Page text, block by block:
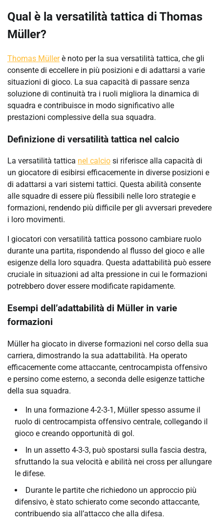
Qual è la versatilità tattica di Thomas
Müller?
Thomas Müllerè noto per la sua versatilità tattica, che gli
consente di eccellere in più posizioni e di adattarsi a varie
situazioni di gioco. La sua capacità di passare senza
soluzione di continuità tra i ruoli migliora la dinamica di
squadra e contribuisce in modo significativo alle
prestazioni complessive della sua squadra.
Definizione di versatilità tattica nel calcio
La versatilità tattica nel calcio si riferisce alla capacità di
un giocatore di esibirsi efficacemente in diverse posizioni e
di adattarsi a vari sistemi tattici. Questa abilità consente
alle squadre di essere più flessibili nelle loro strategie e
formazioni, rendendo più difficile per gli avversari prevedere
i loro movimenti.
I giocatori con versatilità tattica possono cambiare ruolo
durante una partita, rispondendo al flusso del gioco e alle
esigenze della loro squadra. Questa adattabilità può essere
cruciale in situazioni ad alta pressione in cui le formazioni
potrebbero dover essere modificate rapidamente.
Esempi dell’adattabilità di Müller in varie
formazioni
Müller ha giocato in diverse formazioni nel corso della sua
carriera, dimostrando la sua adattabilità. Ha operato
efficacemente come attaccante, centrocampista offensivo
e persino come esterno, a seconda delle esigenze tattiche
della sua squadra.
In una formazione 4-2-3-1, Müller spesso assume il
ruolo di centrocampista offensivo centrale, collegando il
gioco e creando opportunità di gol.
In un assetto 4-3-3, può spostarsi sulla fascia destra,
sfruttando la sua velocità e abilità nei cross per allungare
le difese.
Durante le partite che richiedono un approccio più
difensivo, è stato schierato come secondo attaccante,
contribuendo sia all’attacco che alla difesa.